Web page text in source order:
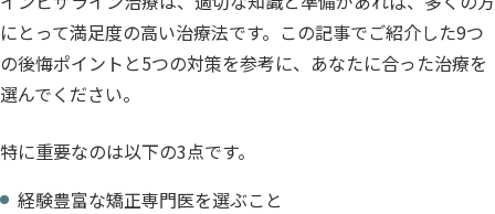
にとって満足度の高い治療法です。この記事でご紹介した9つ
の後悔ポイントと5つの対策を参考に、あなたに合った治療を
選んでください。
特に重要なのは以下の3点です。
経験豊富な矯正専門医を選ぶこと